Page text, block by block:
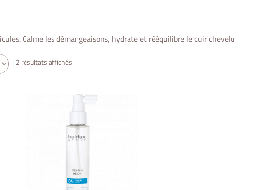
Calme les démangeaisons, hydrate et rééquilibre le cuir chevelu
2 résultats affichés